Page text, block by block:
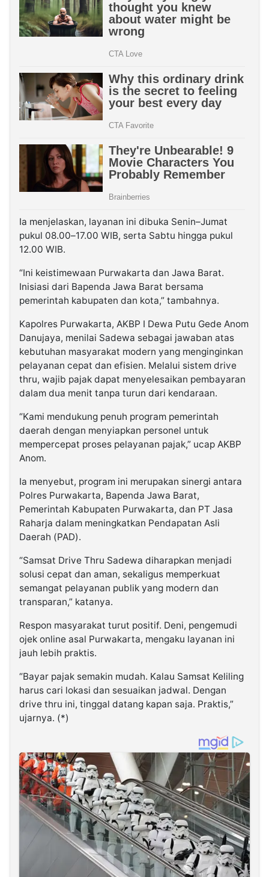
Ia menjelaskan, layanan ini dibuka Senin–Jumat
pukul 08.00–17.00 WIB, serta Sabtu hingga pukul
12.00 WIB.
“Ini keistimewaan Purwakarta dan Jawa Barat.
Inisiasi dari Bapenda Jawa Barat bersama
pemerintah kabupaten dan kota,” tambahnya.
Kapolres Purwakarta, AKBP I Dewa Putu Gede Anom
Danujaya, menilai Sadewa sebagai jawaban atas
kebutuhan masyarakat modern yang menginginkan
pelayanan cepat dan efisien. Melalui sistem drive
thru, wajib pajak dapat menyelesaikan pembayaran
dalam dua menit tanpa turun dari kendaraan.
“Kami mendukung penuh program pemerintah
daerah dengan menyiapkan personel untuk
mempercepat proses pelayanan pajak,” ucap AKBP
Anom.
Ia menyebut, program ini merupakan sinergi antara
Polres Purwakarta, Bapenda Jawa Barat,
Pemerintah Kabupaten Purwakarta, dan PT Jasa
Raharja dalam meningkatkan Pendapatan Asli
Daerah (PAD).
“Samsat Drive Thru Sadewa diharapkan menjadi
solusi cepat dan aman, sekaligus memperkuat
semangat pelayanan publik yang modern dan
transparan,” katanya.
Respon masyarakat turut positif. Deni, pengemudi
ojek online asal Purwakarta, mengaku layanan ini
jauh lebih praktis.
“Bayar pajak semakin mudah. Kalau Samsat Keliling
harus cari lokasi dan sesuaikan jadwal. Dengan
drive thru ini, tinggal datang kapan saja. Praktis,”
ujarnya. (*)